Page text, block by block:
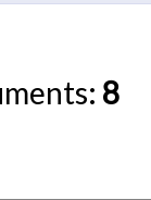
8